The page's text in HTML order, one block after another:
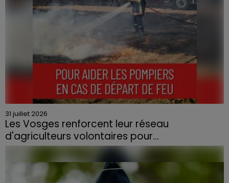
31 juillet 2026
Les Vosges renforcent leur réseau
d'agriculteurs volontaires pour...
Face à la sécheresse et aux risques de départs de feu,
la Chambre d'agriculture des Vosges a lancé un appel
aux agriculteurs volontaires pour venir en aide...